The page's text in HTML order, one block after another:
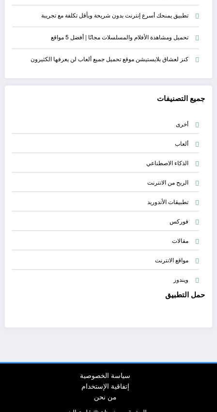
تطبيق يمنحك أسرع إنترنت بدون شريحة وبأقل تكلفة مع تجريبة
تحميل ومشاهدة الأفلام والمسلسلات مجانًا | أفضل 5 مواقع
كنز لعشاق بلايستيشن موقع تحميل جميع ألعاب لن يعرفها الكثيرون
جميع التصنيفات
أخرى
ألعاب
الذكاء الاصطناعي
الربح من الانترنت
تطبيقات الأندوريد
فوركس
مقالات
مواقع الانترنت
ويندوز
حمل التطبيق
سياسة الخصوصية
إتفاقية الإستخدام
من نحن